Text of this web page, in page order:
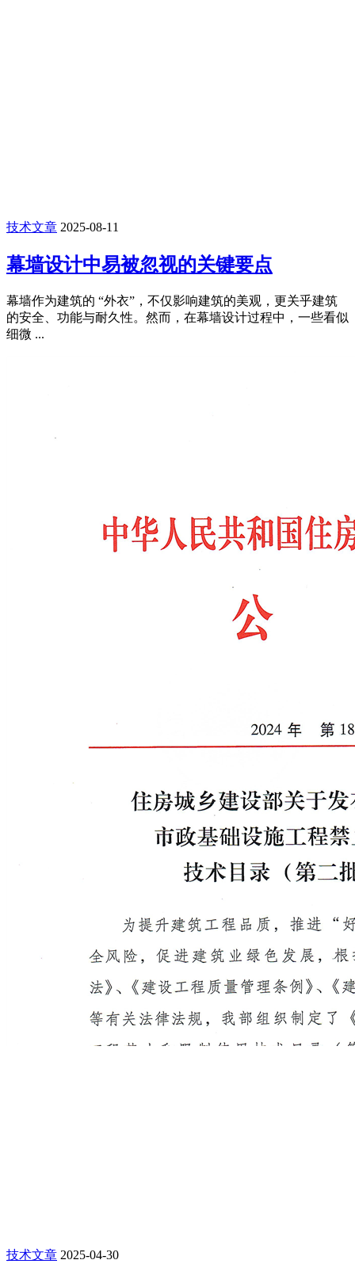
技术文章 2025-08-11
幕墙设计中易被忽视的关键要点
幕墙作为建筑的 “外衣”，不仅影响建筑的美观，更关乎建筑
的安全、功能与耐久性。然而，在幕墙设计过程中，一些看似
细微 ...
技术文章 2025-04-30